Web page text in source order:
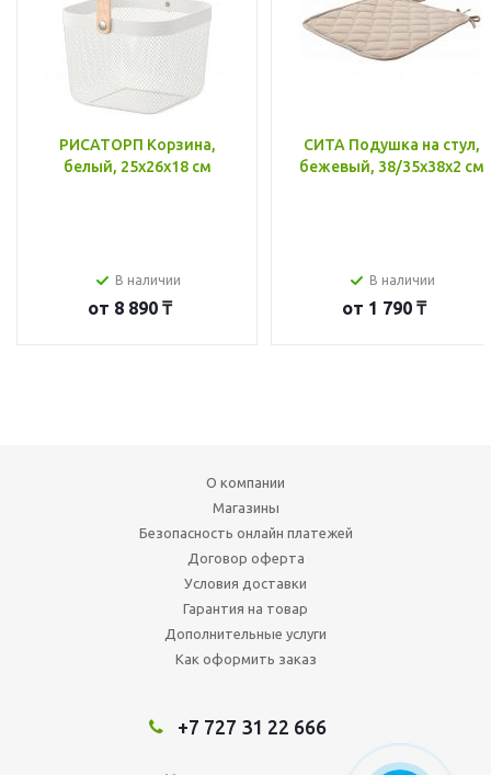
РИСАТОРП Корзина,
белый, 25x26x18 см
В наличии
от 8 890 ₸
СИТА Подушка на стул,
бежевый, 38/35x38x2 см
В наличии
от 1 790 ₸
О компании
Магазины
Безопасность онлайн платежей
Договор оферта
Условия доставки
Гарантия на товар
Дополнительные услуги
Как оформить заказ
+7 727 31 22 666